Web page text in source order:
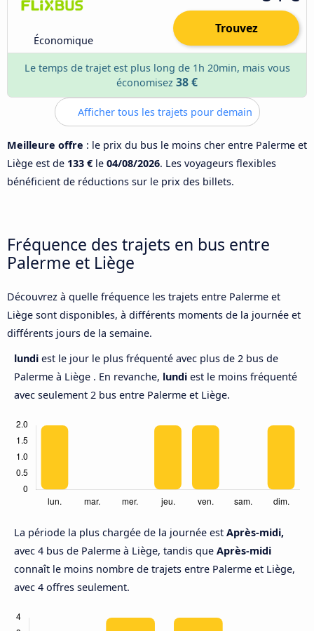
Économique
Trouvez
Le temps de trajet est plus long de 1h 20min, mais vous
économisez 38 €
Afficher tous les trajets pour demain
Meilleure offre : le prix du bus le moins cher entre Palerme et
Liège est de 133 € le 04/08/2026. Les voyageurs flexibles
bénéficient de réductions sur le prix des billets.
Fréquence des trajets en bus entre
Palerme et Liège
Découvrez à quelle fréquence les trajets entre Palerme et
Liège sont disponibles, à différents moments de la journée et
différents jours de la semaine.
lundi est le jour le plus fréquenté avec plus de 2 bus de
Palerme à Liège . En revanche, lundi est le moins fréquenté
avec seulement 2 bus entre Palerme et Liège.
La période la plus chargée de la journée est Après-midi,
avec 4 bus de Palerme à Liège, tandis que Après-midi
connaît le moins nombre de trajets entre Palerme et Liège,
avec 4 offres seulement.